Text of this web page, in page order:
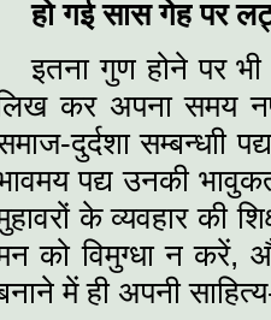
हो गई सास गेह पर
इतना गुण होने पर
कर अपना समय
दुर्दशा
पद्य उनकी
के व्यवहार की
को विमुग्धा न करें,
में ही अपनी